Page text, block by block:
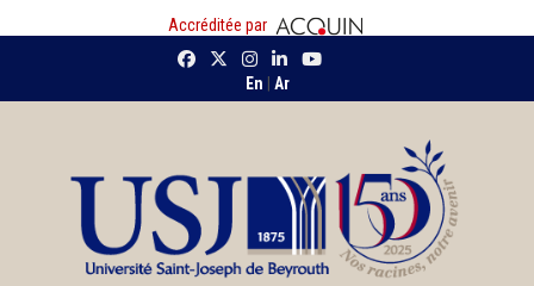
Accréditée par
En Ar